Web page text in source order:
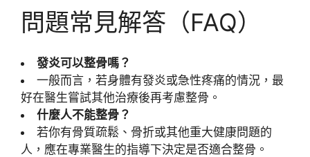
問題常見解答（FAQ）
發炎可以整骨嗎？
一般而言，若身體有發炎或急性疼痛的情況，最
好在醫生嘗試其他治療後再考慮整骨。
什麼人不能整骨？
若你有骨質疏鬆、骨折或其他重大健康問題的
人，應在專業醫生的指導下決定是否適合整骨。